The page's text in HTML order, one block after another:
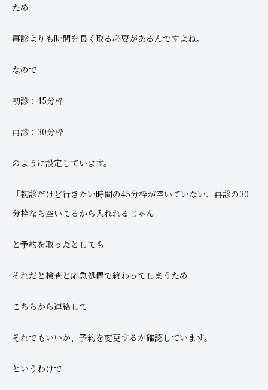
ため
再診よりも時間を長く取る必要があるんですよね。
なので
初診：45分枠
再診：30分枠
のように設定しています。
「初診だけど行きたい時間の45分枠が空いていない、再診の30
分枠なら空いてるから入れれるじゃん」
と予約を取ったとしても
それだと検査と応急処置で終わってしまうため
こちらから連絡して
それでもいいか、予約を変更するか確認しています。
というわけで